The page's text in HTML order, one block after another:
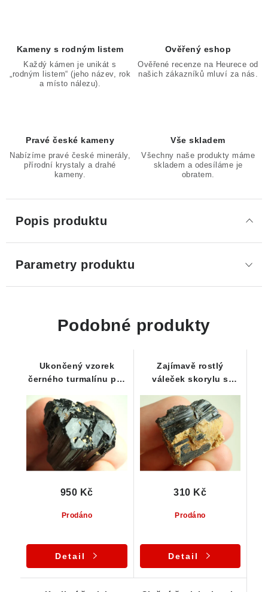
Kameny s rodným listem
Každý kámen je unikát s
„rodným listem“ (jeho název, rok
a místo nálezu).
Ověřený eshop
Ověřené recenze na Heurece od
našich zákazníků mluví za nás.
Pravé české kameny
Nabízíme pravé české minerály,
přírodní krystaly a drahé
kameny.
Vše skladem
Všechny naše produkty máme
skladem a odesíláme je
obratem.
Popis produktu
Parametry produktu
Podobné produkty
Ukončený vzorek
černého turmalínu pro
Prodáno
950 Kč
Detail
Zajímavě rostlý
váleček skorylu s
Prodáno
310 Kč
Detail